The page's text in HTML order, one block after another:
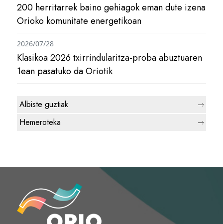
200 herritarrek baino gehiagok eman dute izena
Orioko komunitate energetikoan
Klasikoa 2026 txirrindularitza-proba abuztuaren
1ean pasatuko da Oriotik
2026/07/28
Albiste guztiak
Hemeroteka